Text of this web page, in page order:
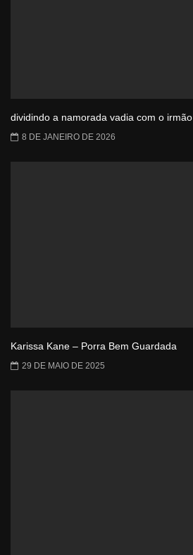
dividindo a namorada vadia com o irmão
8 DE JANEIRO DE 2026
Karissa Kane – Porra Bem Guardada
29 DE MAIO DE 2025